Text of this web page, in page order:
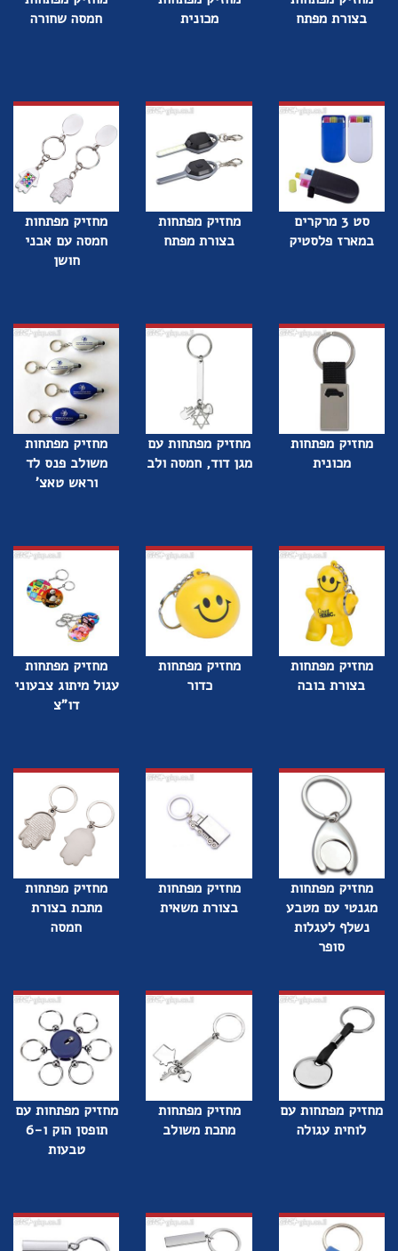
בצורת מפתח
מכונית
חמסה שחורה
סט 3 מרקרים
במארז פלסטיק
מחזיק מפתחות
בצורת מפתח
מחזיק מפתחות
חמסה עם אבני
חושן
מחזיק מפתחות
מכונית
מחזיק מפתחות עם
מגן דוד, חמסה ולב
מחזיק מפתחות
משולב פנס לד
וראש טאצ'
מחזיק מפתחות
בצורת בובה
מחזיק מפתחות
כדור
מחזיק מפתחות
עגול מיתוג צבעוני
דו"צ
מחזיק מפתחות
מגנטי עם מטבע
נשלף לעגלות
סופר
מחזיק מפתחות
בצורת משאית
מחזיק מפתחות
מתכת בצורת
חמסה
מחזיק מפתחות עם
לוחית עגולה
מחזיק מפתחות
מתכת משולב
מחזיק מפתחות עם
תופסן הוק ו-6
טבעות